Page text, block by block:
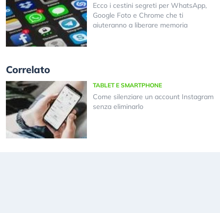
Ecco i cestini segreti per WhatsApp,
Google Foto e Chrome che ti
aiuteranno a liberare memoria
Correlato
TABLET E SMARTPHONE
Come silenziare un account Instagram
senza eliminarlo